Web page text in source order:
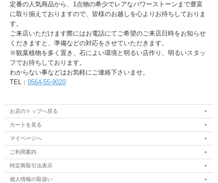
定番の人気商品から、1点物の希少でレアなパワーストーンまで豊富
に取り揃えておりますので、皆様のお越しを心よりお待ちしておりま
す。
ご来店いただけます際にはお電話にてご希望のご来店日時をお知らせ
くだきますと、準備などの対応をさせていただきます。
※観葉植物を多く置き、石によい環境と明るい店作り、明るいスタッ
フでお待ちしております。
わからない事などはお気軽にご連絡下さいませ。
TEL： 0564-55-9020
お店のトップへ戻る
カートを見る
マイページへ
ご利用案内
特定商取引法表示
個人情報の取扱い